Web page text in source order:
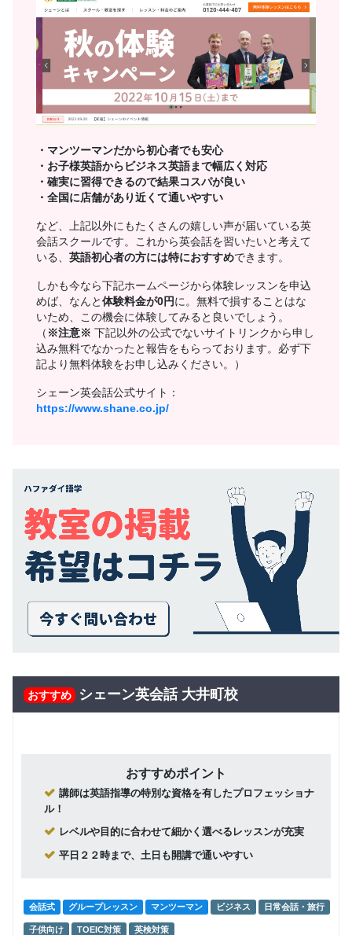
・マンツーマンだから初心者でも安心
・お子様英語からビジネス英語まで幅広く対応
・確実に習得できるので結果コスパが良い
・全国に店舗があり近くて通いやすい
など、上記以外にもたくさんの嬉しい声が届いている英
会話スクールです。これから英会話を習いたいと考えて
いる、 英語初心者の方には特におすすめできます。
しかも今なら下記ホームページから体験レッスンを申込
めば、なんと 体験料金が0円 に。無料で損することはな
いため、この機会に体験してみると良いでしょう。
（ ※注意※ 下記以外の公式でないサイトリンクから申し
込み無料でなかったと報告をもらっております。必ず下
記より無料体験をお申し込みください。）
シェーン英会話公式サイト：
https://www.shane.co.jp/
おすすめ シェーン英会話 大井町校
おすすめポイント
講師は英語指導の特別な資格を有したプロフェッショナ
ル！
レベルや目的に合わせて細かく選べるレッスンが充実
平日２２時まで、土日も開講で通いやすい
会話式 グループレッスン マンツーマン ビジネス 日常会話・旅行
子供向け TOEIC対策 英検対策